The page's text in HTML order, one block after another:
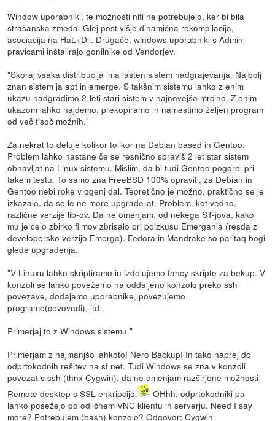
Window uporabniki, te možnosti niti ne potrebujejo, ker bi bila
strašanska zmeda. Glej post višje dinamična rekompilacija,
asociacija na HaL+Dll. Drugače, windows uporabniki s Admin
pravicami inštalirajo gonilnike od Vendorjev.
"Skoraj vsaka distribucija ima lasten sistem nadgrajevanja. Najbolj
znan sistem ja apt in emerge. S takšnim sistemu lahko z enim
ukazu nadgradimo 2-leti stari sistem v najnovejšo mrcino. Z enim
ukazom lahko najdemo, prekopiramo in namestimo željen program
od več tisoč možnih."
Za nekrat to deluje kolikor tolikor na Debian based in Gentoo.
Problem lahko nastane če se resnično spraviš 2 let star sistem
obnavljat na Linux sistemu. Mislim, da bi tudi Gentoo pogorel pri
takem testu. To samo zna FreeBSD 100% opraviti, za Debian in
Gentoo nebi roke v ogenj dal. Teoretično je možno, praktično se je
izkazalo, da se le ne more upgrade-at. Problem, kot vedno,
različne verzije lib-ov. Da ne omenjam, od nekega ST-jova, kako
mu je celo zbirko filmov zbrisalo pri poizkusu Emerganja (resda z
developersko verzijo Emerga). Fedora in Mandrake so pa itaq bogi
glede upgradenja.
"V Linuxu lahko skriptiramo in izdelujemo fancy skripte za bekup. V
konzoli se lahko povežemo na oddaljeno konzolo preko ssh
povezave, dodajamo uporabnike, povezujemo
programe(cevovodi), itd..
Primerjaj to z Windows sistemu."
Primerjam z najmanjšo lahkoto! Nero Backup! In tako naprej do
odprtokodnih rešitev na sf.net. Tudi Windows se zna v konzoli
povezat s ssh (thnx Cygwin), da ne omenjam razširjene možnosti
Remote desktop s SSL enkripcijo.
OHhh, odprtokodniki pa
lahko posežejo po odličnem VNC klientu in serverju. Need I say
more? Potrebujem (bash) konzolo? Odgovor: Cygwin.